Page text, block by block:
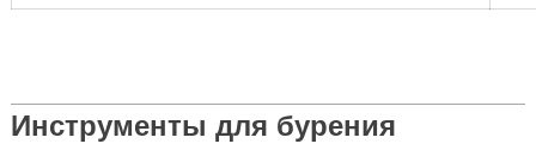
Инструменты для бурения